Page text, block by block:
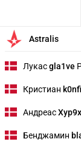
Astralis
Лукасgla1ve
Кристиан
АндреасXyp9x
Бенджамин